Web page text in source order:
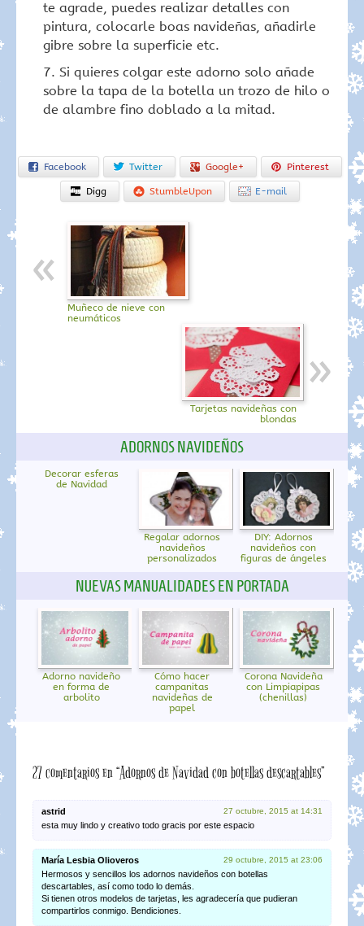
te agrade, puedes realizar detalles con
pintura, colocarle boas navideñas, añadirle
gibre sobre la superficie etc.
Si quieres colgar este adorno solo añade
sobre la tapa de la botella un trozo de hilo o
de alambre fino doblado a la mitad.
Facebook Twitter Google+ Pinterest
Digg StumbleUpon E-mail
Muñeco de nieve con
neumáticos
Tarjetas navideñas con
blondas
ADORNOS NAVIDEÑOS
Decorar esferas
de Navidad
Regalar adornos
navideños
personalizados
DIY: Adornos
navideños con
figuras de ángeles
NUEVAS MANUALIDADES EN PORTADA
Adorno navideño
en forma de
arbolito
Cómo hacer
campanitas
navideñas de
papel
Corona Navideña
con Limpiapipas
(chenillas)
27 comentarios en “Adornos de Navidad con botellas descartables”
astrid 27 octubre, 2015 at 14:31
esta muy lindo y creativo todo gracis por este espacio
María Lesbia Olioveros 29 octubre, 2015 at 23:06
Hermosos y sencillos los adornos navideños con botellas
descartables, así como todo lo demás.
Si tienen otros modelos de tarjetas, les agradecería que pudieran
compartirlos conmigo. Bendiciones.